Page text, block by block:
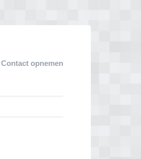
Contact opnemen